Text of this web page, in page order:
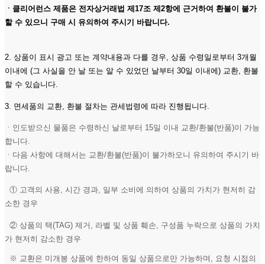
ㆍ클리어런스 제품은 전자상거래법 제17조 제2항에 근거하여 환불이 불가
할 수 있으니 구매 시 유의하여 주시기 바랍니다.
2. 상품이 표시 광고 또는 계약내용과 다를 경우, 상품 수령일로부터 3개월
이내에 (그 사실을 안 날 또는 알 수 있었던 날부터 30일 이내에) 교환, 환불
할 수 있습니다.
3. 면세품의 교환, 환불 절차는 관세법령에 따라 진행됩니다.
ㆍ인도받으신 물품은 수령하신 날로부터 15일 이내 교환/환불(반품)이 가능
합니다.
ㆍ다음 사항에 대해서는 교환/환불(반품)이 불가하오니 유의하여 주시기 바
랍니다.
① 고객의 사용, 시간 경과, 일부 소비에 의하여 상품의 가치가 현저히 감
소한 경우
② 상품의 택(TAG) 제거, 라벨 및 상품 훼손, 구성품 누락으로 상품의 가치
가 현저히 감소한 경우
※ 교환은 미개봉 상품에 한하여 동일 상품으로만 가능하며, 요청 시점의